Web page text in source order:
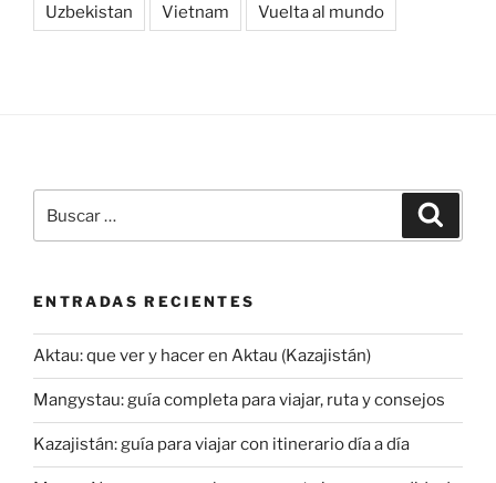
Uzbekistan Vietnam Vuelta al mundo
por:
ENTRADAS RECIENTES
Aktau: que ver y hacer en Aktau (Kazajistán)
Mangystau: guía completa para viajar, ruta y consejos
Kazajistán: guía para viajar con itinerario día a día